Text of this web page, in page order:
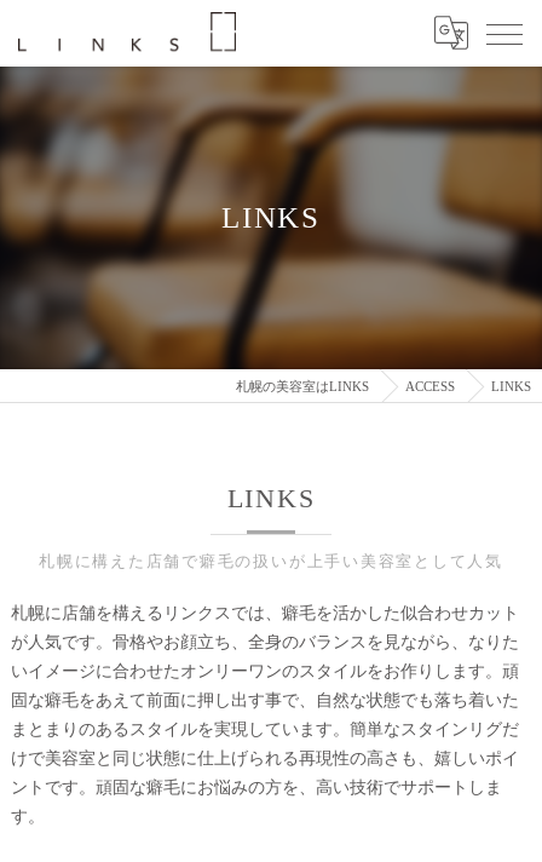
LINKS
札幌の美容室はLINKS ACCESS LINKS
札幌に構えた店舗で癖毛の扱いが上手い美容室として人気
LINKS
札幌に店舗を構えるリンクスでは、癖毛を活かした似合わせカット
が人気です。骨格やお顔立ち、全身のバランスを見ながら、なりた
いイメージに合わせたオンリーワンのスタイルをお作りします。頑
固な癖毛をあえて前面に押し出す事で、自然な状態でも落ち着いた
まとまりのあるスタイルを実現しています。簡単なスタインリグだ
けで美容室と同じ状態に仕上げられる再現性の高さも、嬉しいポイ
ントです。頑固な癖毛にお悩みの方を、高い技術でサポートしま
す。